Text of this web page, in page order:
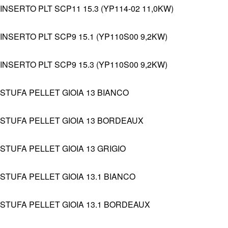
INSERTO PLT SCP11 15.3 (YP114-02 11,0KW)
INSERTO PLT SCP9 15.1 (YP110S00 9,2KW)
INSERTO PLT SCP9 15.3 (YP110S00 9,2KW)
STUFA PELLET GIOIA 13 BIANCO
STUFA PELLET GIOIA 13 BORDEAUX
STUFA PELLET GIOIA 13 GRIGIO
STUFA PELLET GIOIA 13.1 BIANCO
STUFA PELLET GIOIA 13.1 BORDEAUX